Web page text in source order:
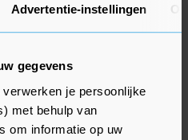
Advertentie-instellingen
gegevens
verwerken je persoonlijke
met behulp van
om informatie op uw